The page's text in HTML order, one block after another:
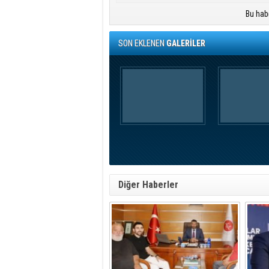
Bu
SON EKLENENGALERİLER
Diğer Haberler